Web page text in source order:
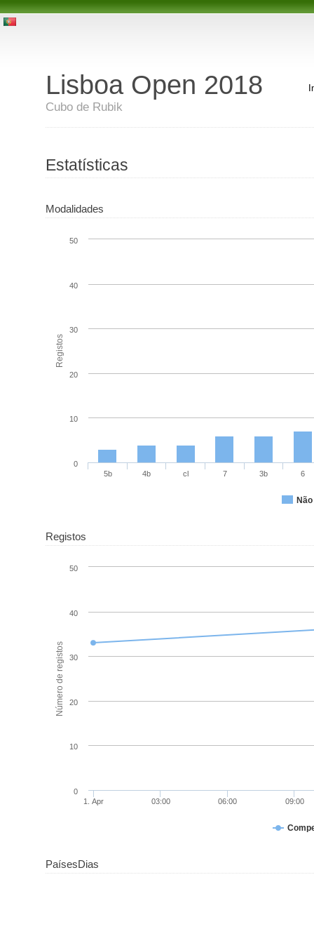
Lisboa Open 2018
Cubo de Rubik
Estatísticas
Modalidades
Registos
5b 4b cl 7 3b 6
0
10
20
30
40
50
Registos
Número de registos
1. Apr 03:00 06:00 09:00
0
10
20
30
40
50
PaísesDias